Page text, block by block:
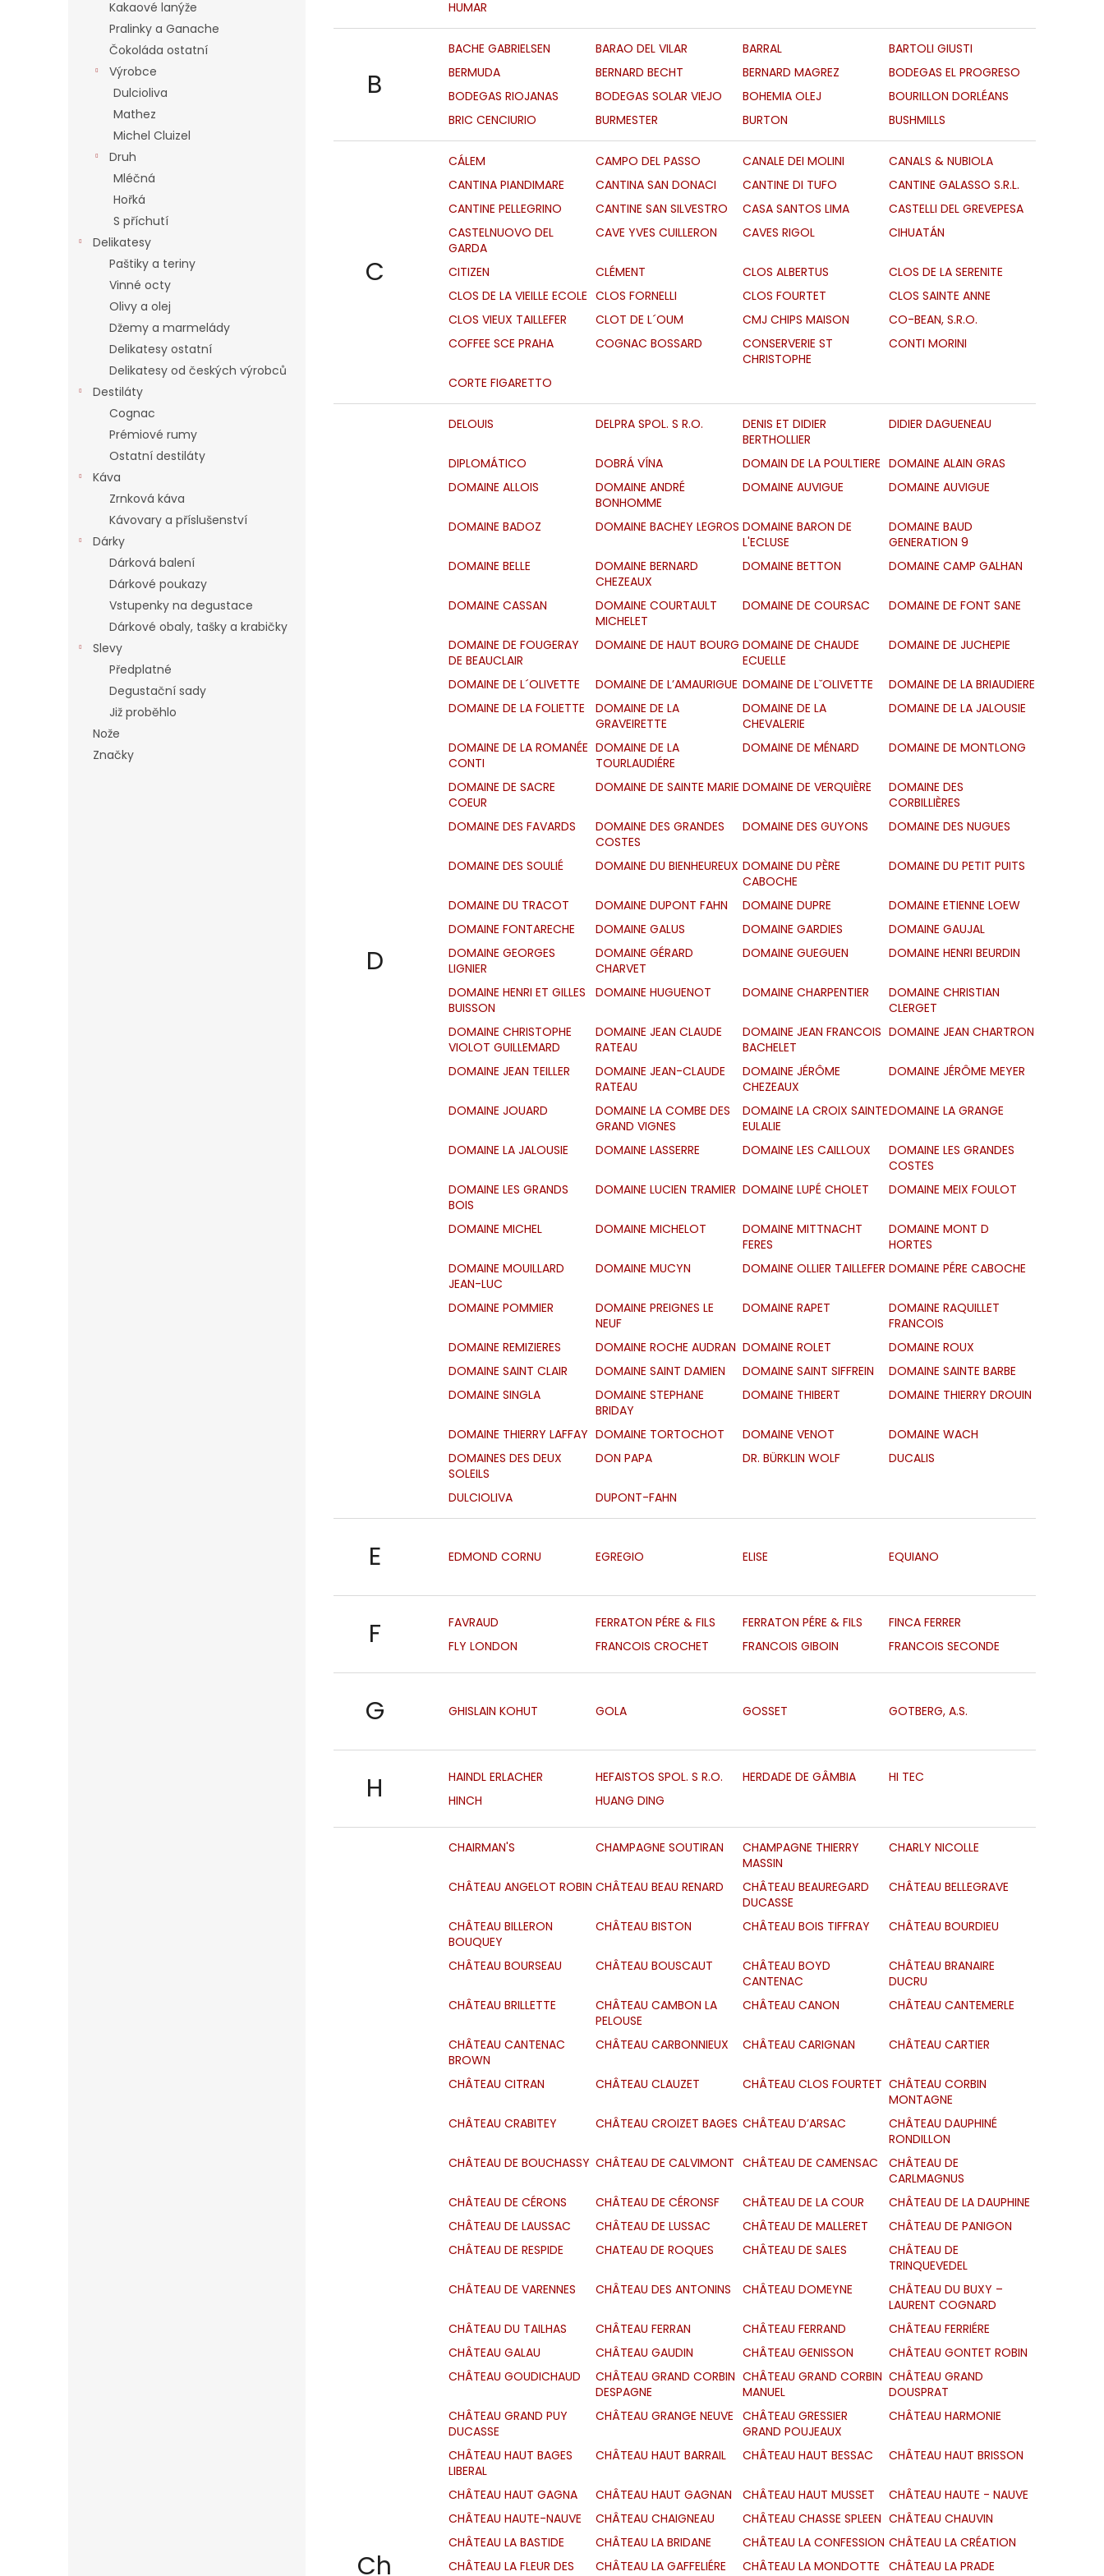
Kakaové lanýže
Pralinky a Ganache
Čokoláda ostatní
Výrobce
Dulcioliva
Mathez
Michel Cluizel
Druh
Mléčná
Hořká
S příchutí
Delikatesy
Paštiky a teriny
Vinné octy
Olivy a olej
Džemy a marmelády
Delikatesy ostatní
Delikatesy od českých výrobců
Destiláty
Cognac
Prémiové rumy
Ostatní destiláty
Káva
Zrnková káva
Kávovary a příslušenství
Dárky
Dárková balení
Dárkové poukazy
Vstupenky na degustace
Dárkové obaly, tašky a krabičky
Slevy
Předplatné
Degustační sady
Již proběhlo
Nože
Značky
HUMAR
B
BACHE GABRIELSEN BARAO DEL VILAR BARRAL
BARTOLI GIUSTI
BERMUDA
BERNARD BECHT BERNARD MAGREZ
BODEGAS EL PROGRESO
BODEGAS RIOJANAS
BODEGAS SOLAR VIEJO BOHEMIA OLEJ
BOURILLON DORLÉANS
BRIC CENCIURIO
BURMESTER BURTON BUSHMILLS
C
CÁLEM CAMPO DEL PASSO CANALE DEI MOLINI
CANALS & NUBIOLA
CANTINA PIANDIMARE
CANTINA SAN DONACI CANTINE DI TUFO
CANTINE GALASSO S.R.L.
CANTINE PELLEGRINO
CANTINE SAN SILVESTRO CASA SANTOS LIMA
CASTELLI DEL GREVEPESA
CASTELNUOVO DEL
GARDA
CAVE YVES CUILLERON CAVES RIGOL CIHUATÁN
CITIZEN CLÉMENT CLOS ALBERTUS
CLOS DE LA SERENITE
CLOS DE LA VIEILLE ECOLE CLOS FORNELLI CLOS FOURTET
CLOS SAINTE ANNE
CLOS VIEUX TAILLEFER
CLOT DE L´OUM CMJ CHIPS MAISON
CO-BEAN, S.R.O.
COFFEE SCE PRAHA
COGNAC BOSSARD
CONSERVERIE ST
CHRISTOPHE
CONTI MORINI
CORTE FIGARETTO
D
DELOUIS DELPRA SPOL. S R.O.
DENIS ET DIDIER
BERTHOLLIER
DIDIER DAGUENEAU
DIPLOMÁTICO DOBRÁ VÍNA DOMAIN DE LA POULTIERE DOMAINE ALAIN GRAS
DOMAINE ALLOIS
DOMAINE ANDRÉ
BONHOMME
DOMAINE AUVIGUE DOMAINE AUVIGUE
DOMAINE BADOZ DOMAINE BACHEY LEGROS DOMAINE BARON DE
L'ECLUSE
DOMAINE BAUD
GENERATION 9
DOMAINE BELLE
DOMAINE BERNARD
CHEZEAUX
DOMAINE BETTON DOMAINE CAMP GALHAN
DOMAINE CASSAN
DOMAINE COURTAULT
MICHELET
DOMAINE DE COURSAC DOMAINE DE FONT SANE
DOMAINE DE FOUGERAY
DE BEAUCLAIR
DOMAINE DE HAUT BOURG DOMAINE DE CHAUDE
ECUELLE
DOMAINE DE JUCHEPIE
DOMAINE DE L´OLIVETTE DOMAINE DE L’AMAURIGUE DOMAINE DE LˇOLIVETTE
DOMAINE DE LA BRIAUDIERE
DOMAINE DE LA FOLIETTE
DOMAINE DE LA
GRAVEIRETTE
DOMAINE DE LA
CHEVALERIE
DOMAINE DE LA JALOUSIE
DOMAINE DE LA ROMANÉE
CONTI
DOMAINE DE LA
TOURLAUDIÉRE
DOMAINE DE MÉNARD DOMAINE DE MONTLONG
DOMAINE DE SACRE
COEUR
DOMAINE DE SAINTE MARIE DOMAINE DE VERQUIÈRE
DOMAINE DES
CORBILLIÈRES
DOMAINE DES FAVARDS
DOMAINE DES GRANDES
COSTES
DOMAINE DES GUYONS DOMAINE DES NUGUES
DOMAINE DES SOULIÉ DOMAINE DU BIENHEUREUX DOMAINE DU PÈRE
CABOCHE
DOMAINE DU PETIT PUITS
DOMAINE DU TRACOT DOMAINE DUPONT FAHN DOMAINE DUPRE
DOMAINE ETIENNE LOEW
DOMAINE FONTARECHE
DOMAINE GALUS DOMAINE GARDIES
DOMAINE GAUJAL
DOMAINE GEORGES
LIGNIER
DOMAINE GÉRARD
CHARVET
DOMAINE GUEGUEN DOMAINE HENRI BEURDIN
DOMAINE HENRI ET GILLES
BUISSON
DOMAINE HUGUENOT DOMAINE CHARPENTIER
DOMAINE CHRISTIAN
CLERGET
DOMAINE CHRISTOPHE
VIOLOT GUILLEMARD
DOMAINE JEAN CLAUDE
RATEAU
DOMAINE JEAN FRANCOIS
BACHELET
DOMAINE JEAN CHARTRON
DOMAINE JEAN TEILLER
DOMAINE JEAN-CLAUDE
RATEAU
DOMAINE JÉRÔME
CHEZEAUX
DOMAINE JÉRÔME MEYER
DOMAINE JOUARD
DOMAINE LA COMBE DES
GRAND VIGNES
DOMAINE LA CROIX SAINTE
EULALIE
DOMAINE LA GRANGE
DOMAINE LA JALOUSIE DOMAINE LASSERRE DOMAINE LES CAILLOUX
DOMAINE LES GRANDES
COSTES
DOMAINE LES GRANDS
BOIS
DOMAINE LUCIEN TRAMIER DOMAINE LUPÉ CHOLET DOMAINE MEIX FOULOT
DOMAINE MICHEL DOMAINE MICHELOT
DOMAINE MITTNACHT
FERES
DOMAINE MONT D
HORTES
DOMAINE MOUILLARD
JEAN-LUC
DOMAINE MUCYN DOMAINE OLLIER TAILLEFER DOMAINE PÉRE CABOCHE
DOMAINE POMMIER
DOMAINE PREIGNES LE
NEUF
DOMAINE RAPET
DOMAINE RAQUILLET
FRANCOIS
DOMAINE REMIZIERES
DOMAINE ROCHE AUDRAN DOMAINE ROLET
DOMAINE ROUX
DOMAINE SAINT CLAIR
DOMAINE SAINT DAMIEN DOMAINE SAINT SIFFREIN
DOMAINE SAINTE BARBE
DOMAINE SINGLA
DOMAINE STEPHANE
BRIDAY
DOMAINE THIBERT DOMAINE THIERRY DROUIN
DOMAINE THIERRY LAFFAY DOMAINE TORTOCHOT DOMAINE VENOT
DOMAINE WACH
DOMAINES DES DEUX
SOLEILS
DON PAPA DR. BÜRKLIN WOLF DUCALIS
DULCIOLIVA DUPONT-FAHN
E EDMOND CORNU EGREGIO ELISE EQUIANO
F FAVRAUD FERRATON PÉRE & FILS FERRATON PÉRE & FILS
FINCA FERRER
FLY LONDON
FRANCOIS CROCHET FRANCOIS GIBOIN FRANCOIS SECONDE
G GHISLAIN KOHUT GOLA GOSSET GOTBERG, A.S.
H HAINDL ERLACHER HEFAISTOS SPOL. S R.O. HERDADE DE GÂMBIA
HI TEC
HINCH
HUANG DING
Ch
CHAIRMAN'S CHAMPAGNE SOUTIRAN
CHAMPAGNE THIERRY
MASSIN
CHARLY NICOLLE
CHÂTEAU ANGELOT ROBIN CHÂTEAU BEAU RENARD
CHÂTEAU BEAUREGARD
DUCASSE
CHÂTEAU BELLEGRAVE
CHÂTEAU BILLERON
BOUQUEY
CHÂTEAU BISTON CHÂTEAU BOIS TIFFRAY CHÂTEAU BOURDIEU
CHÂTEAU BOURSEAU CHÂTEAU BOUSCAUT
CHÂTEAU BOYD
CANTENAC
CHÂTEAU BRANAIRE
DUCRU
CHÂTEAU BRILLETTE
CHÂTEAU CAMBON LA
PELOUSE
CHÂTEAU CANON CHÂTEAU CANTEMERLE
CHÂTEAU CANTENAC
BROWN
CHÂTEAU CARBONNIEUX CHÂTEAU CARIGNAN CHÂTEAU CARTIER
CHÂTEAU CITRAN CHÂTEAU CLAUZET CHÂTEAU CLOS FOURTET CHÂTEAU CORBIN
MONTAGNE
CHÂTEAU CRABITEY
CHÂTEAU CROIZET BAGES CHÂTEAU D’ARSAC
CHÂTEAU DAUPHINÉ
RONDILLON
CHÂTEAU DE BOUCHASSY CHÂTEAU DE CALVIMONT CHÂTEAU DE CAMENSAC
CHÂTEAU DE
CARLMAGNUS
CHÂTEAU DE CÉRONS
CHÂTEAU DE CÉRONSF CHÂTEAU DE LA COUR
CHÂTEAU DE LA DAUPHINE
CHÂTEAU DE LAUSSAC
CHÂTEAU DE LUSSAC CHÂTEAU DE MALLERET
CHÂTEAU DE PANIGON
CHÂTEAU DE RESPIDE
CHATEAU DE ROQUES CHÂTEAU DE SALES
CHÂTEAU DE
TRINQUEVEDEL
CHÂTEAU DE VARENNES
CHÂTEAU DES ANTONINS CHÂTEAU DOMEYNE
CHÂTEAU DU BUXY –
LAURENT COGNARD
CHÂTEAU DU TAILHAS
CHÂTEAU FERRAN CHÂTEAU FERRAND
CHÂTEAU FERRIÉRE
CHÂTEAU GALAU
CHÂTEAU GAUDIN CHÂTEAU GENISSON
CHÂTEAU GONTET ROBIN
CHÂTEAU GOUDICHAUD
CHÂTEAU GRAND CORBIN
DESPAGNE
CHÂTEAU GRAND CORBIN
MANUEL
CHÂTEAU GRAND
DOUSPRAT
CHÂTEAU GRAND PUY
DUCASSE
CHÂTEAU GRANGE NEUVE CHÂTEAU GRESSIER
GRAND POUJEAUX
CHÂTEAU HARMONIE
CHÂTEAU HAUT BAGES
LIBERAL
CHÂTEAU HAUT BARRAIL CHÂTEAU HAUT BESSAC CHÂTEAU HAUT BRISSON
CHÂTEAU HAUT GAGNA CHÂTEAU HAUT GAGNAN CHÂTEAU HAUT MUSSET
CHÂTEAU HAUTE - NAUVE
CHÂTEAU HAUTE-NAUVE
CHÂTEAU CHAIGNEAU CHÂTEAU CHASSE SPLEEN CHÂTEAU CHAUVIN
CHÂTEAU LA BASTIDE
CHÂTEAU LA BRIDANE CHÂTEAU LA CONFESSION CHÂTEAU LA CRÉATION
CHÂTEAU LA FLEUR DES
CHÂTEAU LA GAFFELIÉRE CHÂTEAU LA MONDOTTE CHÂTEAU LA PRADE